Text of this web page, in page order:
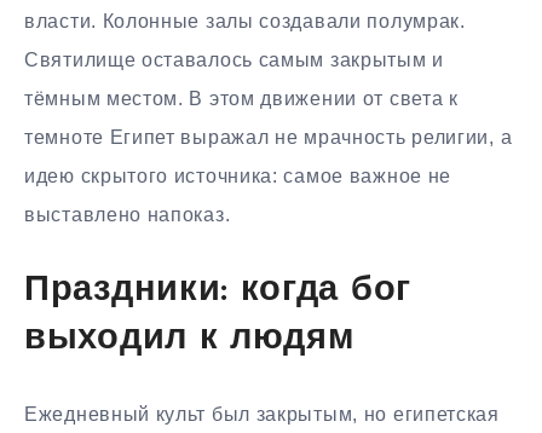
власти. Колонные залы создавали полумрак.
Святилище оставалось самым закрытым и
тёмным местом. В этом движении от света к
темноте Египет выражал не мрачность религии, а
идею скрытого источника: самое важное не
выставлено напоказ.
Праздники: когда бог
выходил к людям
Ежедневный культ был закрытым, но египетская